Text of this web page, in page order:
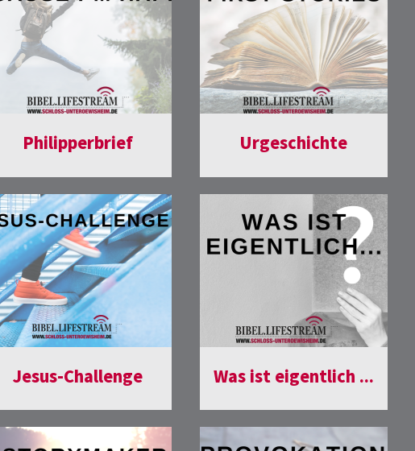
Philipperbrief Urgeschichte
Jesus-Challenge Was ist eigentlich ...